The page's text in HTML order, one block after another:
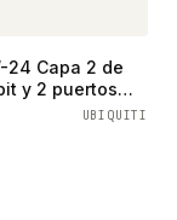
24 Capa 2 de
y 2 puertos
UBIQUITI